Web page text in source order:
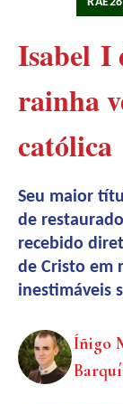
Isabel I
rainha
católica
Seu maior
de
recebido
de Cristo em
inestimáveis
Íñigo